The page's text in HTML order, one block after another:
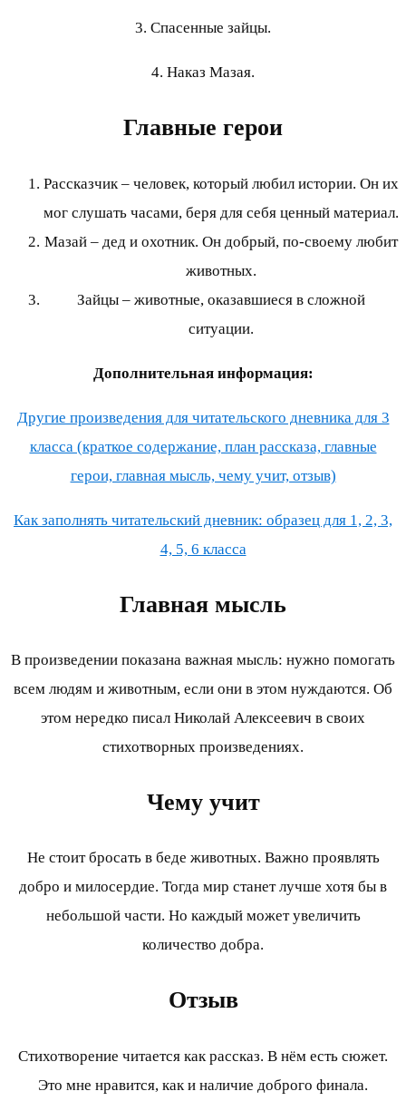
3. Спасенные зайцы.
4. Наказ Мазая.
Главные герои
Рассказчик – человек, который любил истории. Он их
мог слушать часами, беря для себя ценный материал.
Мазай – дед и охотник. Он добрый, по-своему любит
животных.
Зайцы – животные, оказавшиеся в сложной
ситуации.
Дополнительная информация:
Другие произведения для читательского дневника для 3
класса (краткое содержание, план рассказа, главные
герои, главная мысль, чему учит, отзыв)
Как заполнять читательский дневник: образец для 1, 2, 3,
4, 5, 6 класса
Главная мысль
В произведении показана важная мысль: нужно помогать
всем людям и животным, если они в этом нуждаются. Об
этом нередко писал Николай Алексеевич в своих
стихотворных произведениях.
Чему учит
Не стоит бросать в беде животных. Важно проявлять
добро и милосердие. Тогда мир станет лучше хотя бы в
небольшой части. Но каждый может увеличить
количество добра.
Отзыв
Стихотворение читается как рассказ. В нём есть сюжет.
Это мне нравится, как и наличие доброго финала.